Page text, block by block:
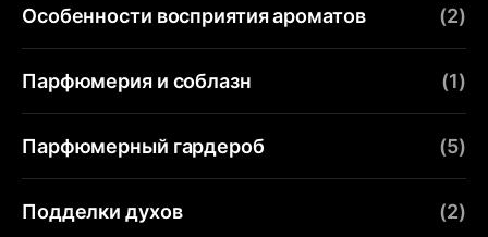
Особенности восприятия ароматов (2)
Парфюмерия и соблазн (1)
Парфюмерный гардероб (5)
Подделки духов (2)